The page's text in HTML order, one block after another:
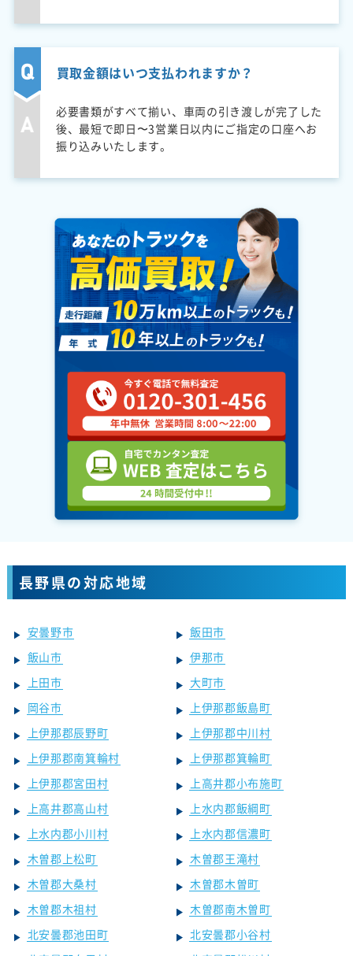
買取金額はいつ支払われますか？
必要書類がすべて揃い、車両の引き渡しが完了した
後、最短で即日〜3営業日以内にご指定の口座へお
振り込みいたします。
長野県の対応地域
安曇野市
飯田市
飯山市
伊那市
上田市
大町市
岡谷市
上伊那郡飯島町
上伊那郡辰野町
上伊那郡中川村
上伊那郡南箕輪村
上伊那郡箕輪町
上伊那郡宮田村
上高井郡小布施町
上高井郡高山村
上水内郡飯綱町
上水内郡小川村
上水内郡信濃町
木曽郡上松町
木曽郡王滝村
木曽郡大桑村
木曽郡木曽町
木曽郡木祖村
木曽郡南木曽町
北安曇郡池田町
北安曇郡小谷村